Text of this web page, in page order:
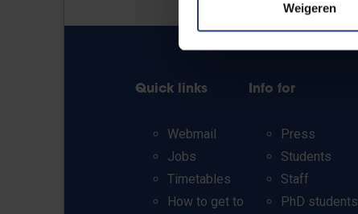
Weigeren
Quick links
Webmail
Jobs
Timetables
How to get to
Info for
Press
Students
Staff
PhD students